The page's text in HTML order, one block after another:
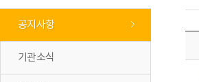
공지사항
기관소식